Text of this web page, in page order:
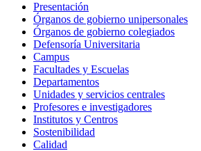
Presentación
Órganos de gobierno unipersonales
Órganos de gobierno colegiados
Defensoría Universitaria
Campus
Facultades y Escuelas
Departamentos
Unidades y servicios centrales
Profesores e investigadores
Institutos y Centros
Sostenibilidad
Calidad